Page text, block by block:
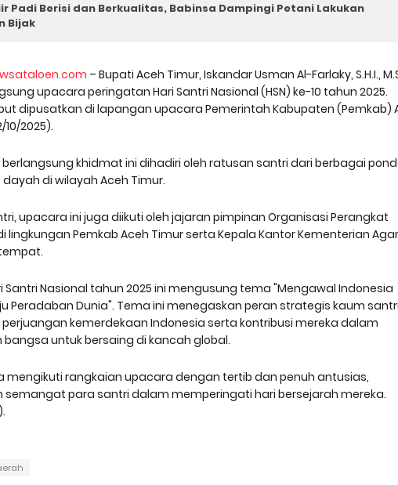
Padi Berisi dan Berkualitas, Babinsa Dampingi Petani Lakukan
Bijak
– Bupati Aceh Timur, Iskandar Usman Al-Farlaky, S.H.I.,
upacara peringatan Hari Santri Nasional (HSN) ke-10 tahun 2025.
dipusatkan di lapangan upacara Pemerintah Kabupaten (Pemkab)
10/2025).
khidmat ini dihadiri oleh ratusan santri dari berbagai
di wilayah Aceh Timur.
upacara ini juga diikuti oleh jajaran pimpinan Organisasi Perangkat
lingkungan Pemkab Aceh Timur serta Kepala Kantor Kementerian
Santri Nasional tahun 2025 ini mengusung tema "Mengawal Indonesia
Peradaban Dunia". Tema ini menegaskan peran strategis kaum santri
kemerdekaan Indonesia serta kontribusi mereka dalam
untuk bersaing di kancah global.
mengikuti rangkaian upacara dengan tertib dan penuh antusias,
semangat para santri dalam memperingati hari bersejarah mereka.